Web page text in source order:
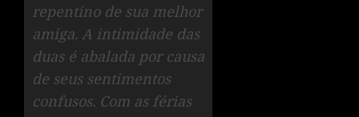
repentino de sua melhor
amiga. A intimidade das
duas é abalada por causa
de seus sentimentos
confusos. Com as férias